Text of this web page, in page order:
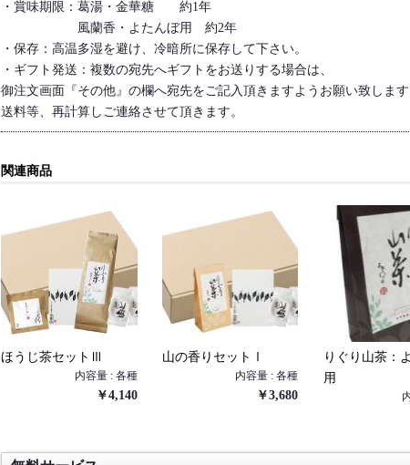
・賞味期限：葛湯・金華糖 約1年
風蘭香・よたんぼ用 約2年
・保存：高温多湿を避け、冷暗所に保存して下さい。
・ギフト発送：複数の宛先へギフトをお送りする場合は、
御注文画面『その他』の欄へ宛先をご記入頂きますようお願い致しま
送料等、再計算しご連絡させて頂きます。
関連商品
ほうじ茶セットⅢ
内容量 : 各種
￥4,140
山の香りセットⅠ
内容量 : 各種
￥3,680
りぐり山茶：
用